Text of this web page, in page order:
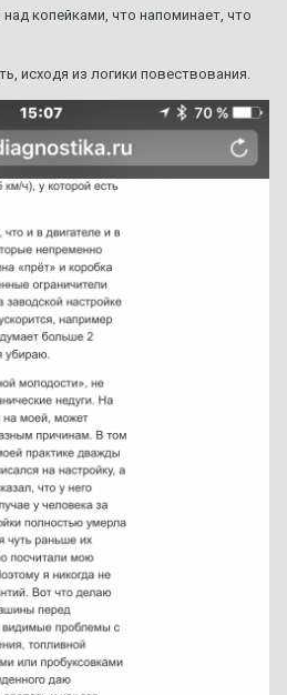
копейками, что напоминает, что
исходя из логики повествования.